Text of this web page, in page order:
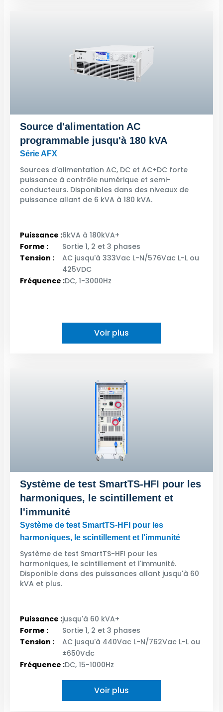
Source d'alimentation AC
programmable jusqu'à 180 kVA
Série AFX
Sources d'alimentation AC, DC et AC+DC forte
puissance à contrôle numérique et semi-
conducteurs. Disponibles dans des niveaux de
puissance allant de 6 kVA à 180 kVA.
Puissance :6kVA à 180kVA+
Forme :
Sortie 1, 2 et 3 phases
Tension :
AC jusqu'à 333Vac L-N/576Vac L-L ou
425VDC
Fréquence :DC, 1-3000Hz
Voir plus
Système de test SmartTS-HFI pour les
harmoniques, le scintillement et
l'immunité
Système de test SmartTS-HFI pour les
harmoniques, le scintillement et l'immunité
Système de test SmartTS-HFI pour les
harmoniques, le scintillement et l'immunité.
Disponible dans des puissances allant jusqu'à 60
kVA et plus.
Puissance :jusqu'à 60 kVA+
Forme :
Sortie 1, 2 et 3 phases
Tension :
AC jusqu'à 440Vac L-N/762Vac L-L ou
±650Vdc
Fréquence :DC, 15-1000Hz
Voir plus